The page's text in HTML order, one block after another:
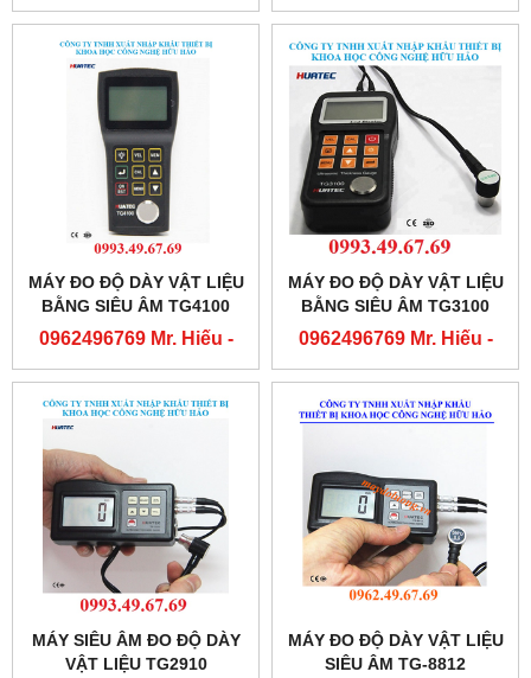
0763556769 Mr. Cường
0763556769 Mr. Cường
MÁY ĐO ĐỘ DÀY VẬT LIỆU
BẰNG SIÊU ÂM TG4100
0962496769 Mr. Hiếu -
0763556769 Mr. Cường
MÁY ĐO ĐỘ DÀY VẬT LIỆU
BẰNG SIÊU ÂM TG3100
0962496769 Mr. Hiếu -
0763556769 Mr. Cường
MÁY SIÊU ÂM ĐO ĐỘ DÀY
VẬT LIỆU TG2910
MÁY ĐO ĐỘ DÀY VẬT LIỆU
SIÊU ÂM TG-8812